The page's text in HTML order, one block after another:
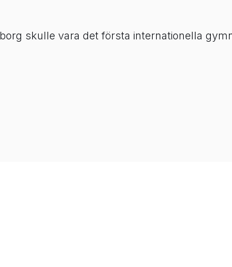
skulle vara det första internationella